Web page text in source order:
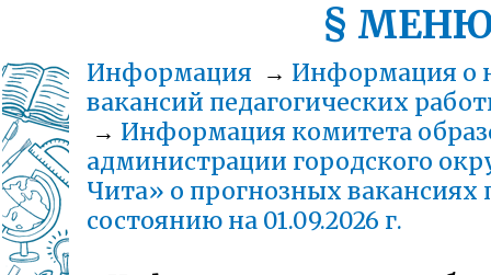
§
Информация → Информация о
вакансий педагогических
→ Информация комитета
администрации городского
Чита» о прогнозных вакансиях
состоянию на 01.09.2026 г.